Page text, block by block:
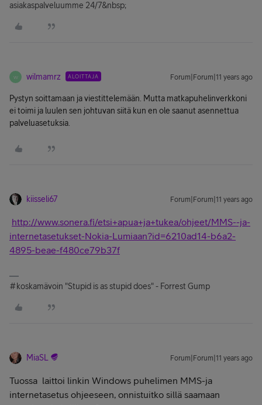
asiakaspalveluumme 24/7&nbsp;
W wilmamrz ALOITTAJA Forum|Forum|11 years ago
Pystyn soittamaan ja viestittelemään. Mutta matkapuhelinverkkoni
ei toimi ja luulen sen johtuvan siitä kun en ole saanut asennettua
palveluasetuksia.
kiisseli67 Forum|Forum|11 years ago
http://www.sonera.fi/etsi+apua+ja+tukea/ohjeet/MMS--ja-
internetasetukset-Nokia-Lumiaan?id=6210ad14-b6a2-
4895-beae-f480ce79b37f
#koskamävoin "Stupid is as stupid does" - Forrest Gump
MiaSL Forum|Forum|11 years ago
Tuossa laittoi linkin Windows puhelimen MMS-ja
internetasetus ohjeeseen, onnistuitko sillä saamaan